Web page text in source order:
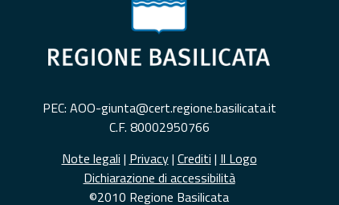
PEC: AOO-giunta@cert.regione.basilicata.it
C.F. 80002950766
Note legali | Privacy| Crediti | Il Logo
Dichiarazione di accessibilità
©2010 Regione Basilicata